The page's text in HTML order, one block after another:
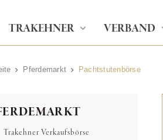
TRAKEHNER VERBAND
Pferdemarkt Pachtstutenbörse
Trakehner Verkaufsbörse